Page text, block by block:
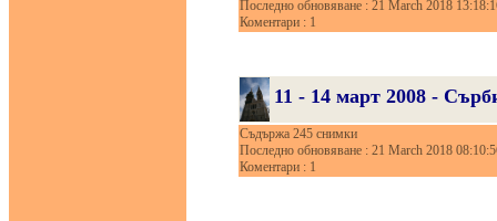
Последно обновяване : 21 March 2018
Коментари : 1
11 - 14 март 2008 -
Съдържа 245 снимки
Последно обновяване : 21 March 2018
Коментари : 1